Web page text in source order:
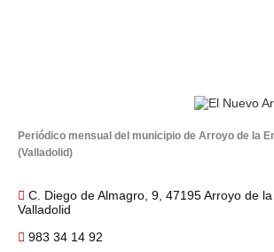
Periódico mensual del municipio de Arroyo de la
(Valladolid)
C. Diego de Almagro, 9, 47195 Arroyo de la
Valladolid
983 34 14 92